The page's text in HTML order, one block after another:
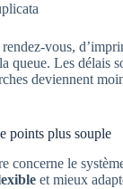
vous,
queue. Les délais
deviennent
points plus souple
concerne le
et mieux